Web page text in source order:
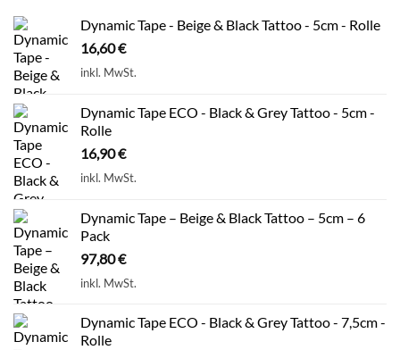
Dynamic Tape - Beige & Black Tattoo - 5cm - Rolle
16,60€
inkl. MwSt.
Dynamic Tape ECO - Black & Grey Tattoo - 5cm -
Rolle
16,90€
inkl. MwSt.
Dynamic Tape – Beige & Black Tattoo – 5cm – 6
Pack
97,80€
inkl. MwSt.
Dynamic Tape ECO - Black & Grey Tattoo - 7,5cm -
Rolle